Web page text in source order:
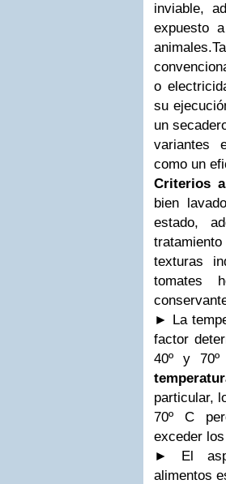
inviable,
expuesto
o
su
un
variantes
como un
Criterios
bien
estado,
texturas
tomates
► La
factor
40º y
particular,
70º C
exceder los
► El
alimentos